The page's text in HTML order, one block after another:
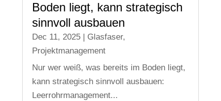
Boden liegt, kann strategisch
sinnvoll ausbauen
Dec 11, 2025| Glasfaser,
Projektmanagement
Nur wer weiß, was bereits im Boden liegt,
kann strategisch sinnvoll ausbauen:
Leerrohrmanagement...